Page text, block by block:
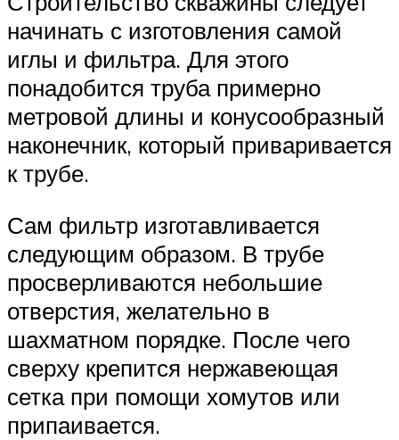
начинать с изготовления самой
иглы и фильтра. Для этого
понадобится труба примерно
метровой длины и конусообразный
наконечник, который приваривается
к трубе.
Сам фильтр изготавливается
следующим образом. В трубе
просверливаются небольшие
отверстия, желательно в
шахматном порядке. После чего
сверху крепится нержавеющая
сетка при помощи хомутов или
припаивается.